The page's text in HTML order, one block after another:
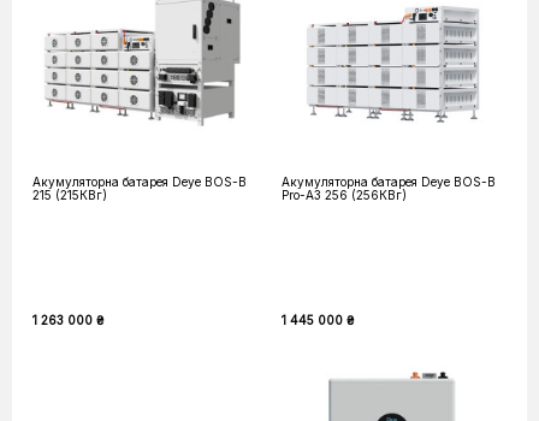
Акумуляторна батарея Deye BOS-B
215 (215КВг)
1 263 000 ₴
Акумуляторна батарея Deye BOS-B
Pro-A3 256 (256КВг)
1 445 000 ₴